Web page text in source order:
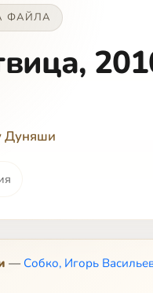
ФАЙЛА
Дуняши
— Собко, Игорь